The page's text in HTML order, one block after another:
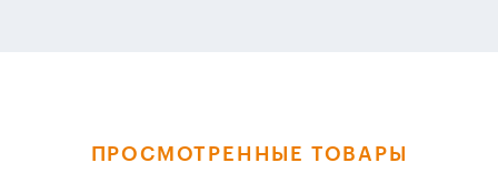
ПРОСМОТРЕННЫЕ ТОВАРЫ